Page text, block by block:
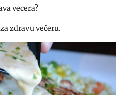
vecera?
zdravu večeru.